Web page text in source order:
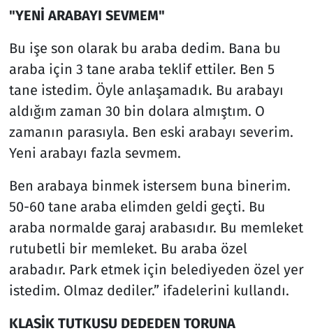
"YENİ ARABAYI SEVMEM"
Bu işe son olarak bu araba dedim. Bana bu
araba için 3 tane araba teklif ettiler. Ben 5
tane istedim. Öyle anlaşamadık. Bu arabayı
aldığım zaman 30 bin dolara almıştım. O
zamanın parasıyla. Ben eski arabayı severim.
Yeni arabayı fazla sevmem.
Ben arabaya binmek istersem buna binerim.
50-60 tane araba elimden geldi geçti. Bu
araba normalde garaj arabasıdır. Bu memleket
rutubetli bir memleket. Bu araba özel
arabadır. Park etmek için belediyeden özel yer
istedim. Olmaz dediler.” ifadelerini kullandı.
KLASİK TUTKUSU DEDEDEN TORUNA